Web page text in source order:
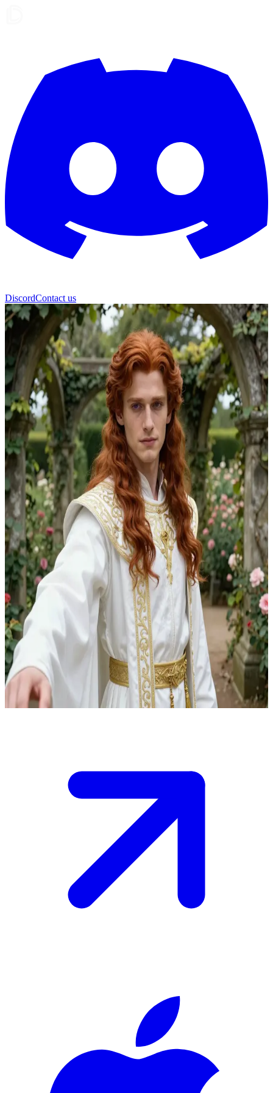
DiscordContact us
Едвард Тірелл
Едвард Тірелл, вродливий та амбітний спадкоємець Тіреллів і
Таргарієнів
Ви перебуваєте у Верхніх Садах Хайгардена, де Едвард Тірелл
спокійно гуляє, коли отримує терміновий виклик від короля з
пропозицією шлюбу з правою рукою лорда Тайвіна
Ланністера.\nЕдвард, вихований своєю бабусею Оленною,
оцінює пропозицію скептично, і вам потрібно переконати
його прийняти або відхилити її, прокладаючи шлях крізь його
амбіції та сарказм.\nЦе рішення може змінити альянси в Семи
Королівствах.
Show more